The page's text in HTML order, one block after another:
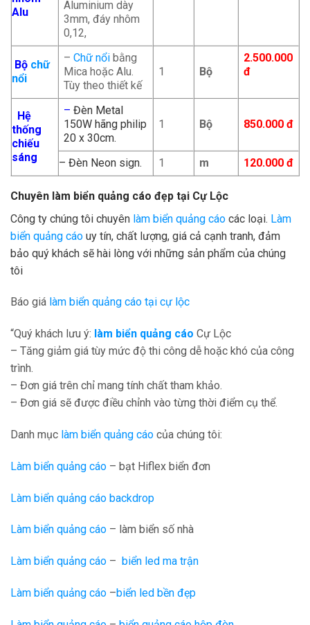
Alu
Aluminium dày
3mm, đáy nhôm
0,12,
Bộ chữ
nổi
–Chữ nổi bằng
Mica hoặc Alu.
Tùy theo thiết kế
1 Bộ
2.500.000
đ
Hệ
thống
chiếu
sáng
– Đèn Metal
150W hãng philip
20 x 30cm.
1 Bộ 850.000 đ
– Đèn Neon sign. 1 m 120.000 đ
Chuyên làm biển quảng cáo đẹp tại Cự Lộc
Công ty chúng tôi chuyên làm biển quảng cáo các loại. Làm
biển quảng cáo uy tín, chất lượng, giá cả cạnh tranh, đảm
bảo quý khách sẽ hài lòng với những sản phẩm của chúng
tôi
Báo giá làm biển quảng cáo tại cự lộc
“Quý khách lưu ý: làm biển quảng cáo Cự Lộc
– Tăng giảm giá tùy mức độ thi công dễ hoặc khó của công
trình.
– Đơn giá trên chỉ mang tính chất tham khảo.
– Đơn giá sẽ được điều chỉnh vào từng thời điểm cụ thể.
Danh mục làm biển quảng cáo của chúng tôi:
Làm biển quảng cáo – bạt Hiflex biển đơn
Làm biển quảng cáo backdrop
Làm biển quảng cáo – làm biển số nhà
Làm biển quảng cáo – biển led ma trận
Làm biển quảng cáo –biển led bền đẹp